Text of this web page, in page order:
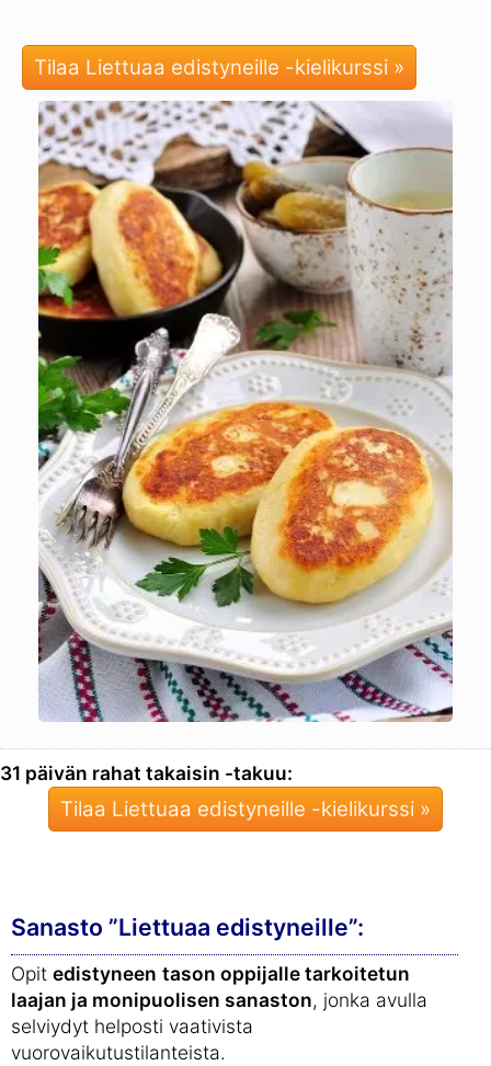
Tilaa Liettuaa edistyneille -kielikurssi »
31 päivän rahat takaisin -takuu:
Tilaa Liettuaa edistyneille -kielikurssi »
Sanasto ”Liettuaa edistyneille”:
Opit edistyneen tason oppijalle tarkoitetun
laajan ja monipuolisen sanaston, jonka avulla
selviydyt helposti vaativista
vuorovaikutustilanteista.